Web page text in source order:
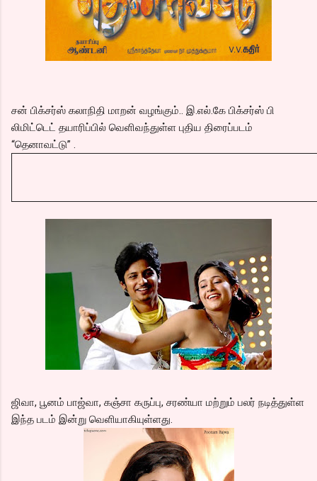
சன் பிக்சர்ஸ் கலாநிதி மாறன் வழங்கும்.. இ.எல்.கே பிக்சர்ஸ் பி
லிமிட்டெட் தயாரிப்பில் வெளிவந்துள்ள புதிய திரைப்படம்
“தெனாவட்டு” .
ஜிவா, பூனம் பாஜ்வா, கஞ்சா கருப்பு, சரண்யா மற்றும் பலர் நடித்துள்ள
இந்த படம் இன்று வெளியாகியுள்ளது.